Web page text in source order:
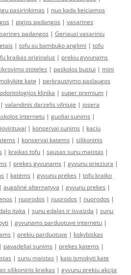
pasirinkimas | nuo kada keiciamos
| pigios padangos | vasarines
padangos | Geriausi vasariniu
| tofu su bambuko anglimi | tofu
kraikas originalus | prekiu gyvunams
stoteles | paskolos bustui | mini
katę | perkraustymo paslaugos
odontologijos klinika | super premium |
| valandinis darzelis vilniuje | josera
internetu | guoliai sunims |
| konservai sunims | kaciu
| konservai katems | silikoninis
| kraikas tofu | sausas sunu maistas |
| prekes gyvunams | gyvunu prieziura |
| katėms | gyvunu prekes | tofu kraiko
| augalinė alternatyva | gyvunu prekes |
| nuorodos | nuorodos | nuorodos |
itaka | sunu edalas ir isvaizda | sunu
| gyvunams parduotuve internetu |
| prekiu parduotuve | kokybiskas
| pavadeliai sunims | prekes katems |
| sunu maistas | kaip ismokyti kate
silikoninis kraikas | gyvunu prekiu akcija